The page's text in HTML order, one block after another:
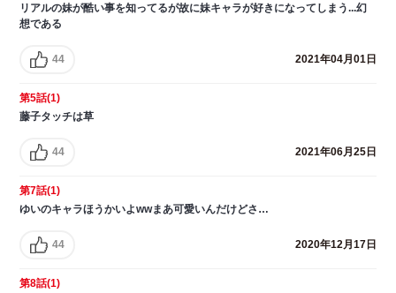
リアルの妹が酷い事を知ってるが故に妹キャラが好きになってしまう...幻
想である
44 2021年04月01日
第5話(1)
藤子タッチは草
44 2021年06月25日
第7話(1)
ゆいのキャラほうかいよwwまあ可愛いんだけどさ…
44 2020年12月17日
第8話(1)